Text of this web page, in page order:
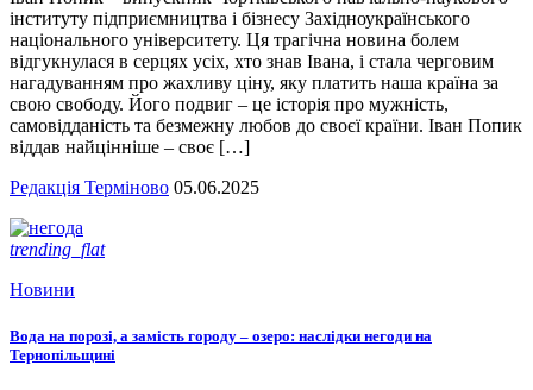
інституту підприємництва і бізнесу Західноукраїнського
національного університету. Ця трагічна новина болем
відгукнулася в серцях усіх, хто знав Івана, і стала черговим
нагадуванням про жахливу ціну, яку платить наша країна за
свою свободу. Його подвиг – це історія про мужність,
самовідданість та безмежну любов до своєї країни. Іван Попик
віддав найцінніше – своє […]
Редакція Терміново 05.06.2025
trending_flat
Новини
Вода на порозі, а замість городу – озеро: наслідки негоди на
Тернопільщині